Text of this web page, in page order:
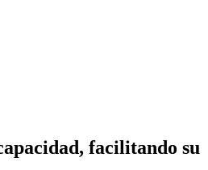
facilitando su